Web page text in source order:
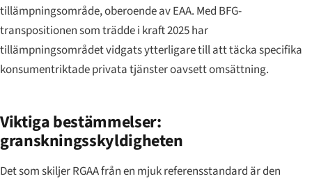
tillämpningsområde, oberoende av EAA. Med BFG-
transpositionen som trädde i kraft 2025 har
tillämpningsområdet vidgats ytterligare till att täcka specifika
konsumentriktade privata tjänster oavsett omsättning.
Viktiga bestämmelser:
granskningsskyldigheten
Det som skiljer RGAA från en mjuk referensstandard är den